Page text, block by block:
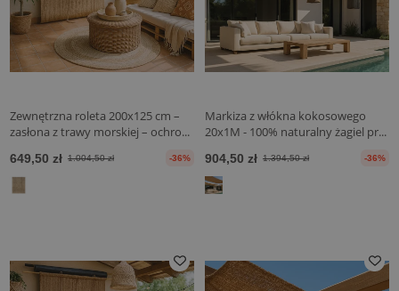
Zewnętrzna roleta 200x125 cm –
zasłona z trawy morskiej – ochro...
649,50 zł 1.004,50 zł -36%
Markiza z włókna kokosowego
20x1M - 100% naturalny żagiel pr...
904,50 zł 1.394,50 zł -36%